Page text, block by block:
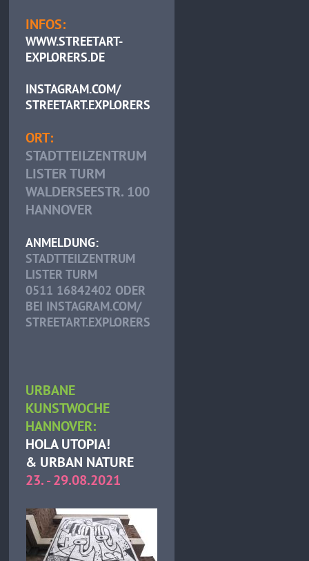
INFOS:
WWW.STREETART-
EXPLORERS.DE
INSTAGRAM.COM/
STREETART.EXPLORERS
ORT:
STADTTEILZENTRUM
LISTER TURM
WALDERSEESTR. 100
HANNOVER
ANMELDUNG:
STADTTEILZENTRUM
LISTER TURM
0511 16842402 ODER
BEI INSTAGRAM.COM/
STREETART.EXPLORERS
URBANE
KUNSTWOCHE
HANNOVER:
HOLA UTOPIA!
& URBAN NATURE
23. - 29.08.2021